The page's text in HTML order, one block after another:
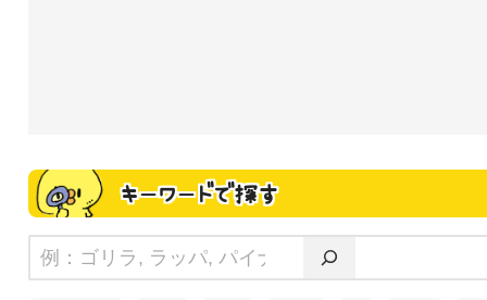
キーワードで探す